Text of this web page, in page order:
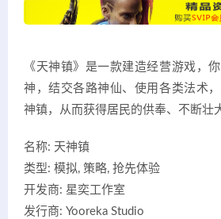
《天神镇》是一款建造经营游戏，
神，结交各路神仙、使用各类法术
神镇，从而获得居民的供奉、不断壮
名称: 天神镇
类型: 模拟, 策略, 抢先体验
开发商: 星奕工作室
发行商: Yooreka Studio